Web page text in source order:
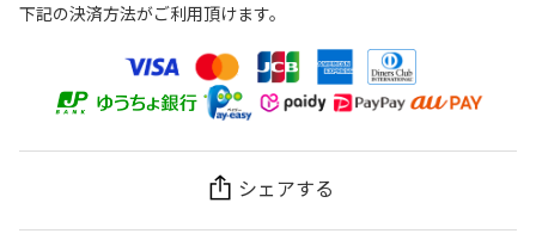
下記の決済方法がご利用頂けます。
シェアする